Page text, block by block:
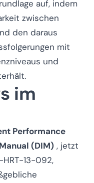
auf, indem
zwischen
den daraus
mit
und
im
Performance
(DIM) , jetzt
13-092,